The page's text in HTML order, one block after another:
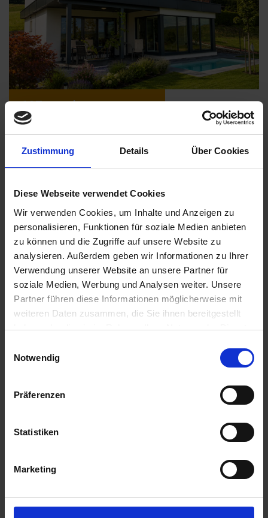
Zustimmung Details Über Cookies
Diese Webseite verwendet Cookies
Wir verwenden Cookies, um Inhalte und Anzeigen zu
personalisieren, Funktionen für soziale Medien anbieten
zu können und die Zugriffe auf unsere Website zu
analysieren. Außerdem geben wir Informationen zu Ihrer
Verwendung unserer Website an unsere Partner für
soziale Medien, Werbung und Analysen weiter. Unsere
Partner führen diese Informationen möglicherweise mit
weiteren Daten zusammen, die Sie ihnen bereitgestellt
haben oder die sie im Rahmen Ihrer Nutzung der Dienste
Notwendig
Präferenzen
Statistiken
Marketing
107qm ab261.000,- €
mehr Informationen
Flexible
Case 119
119qm ab
mehr Informationen